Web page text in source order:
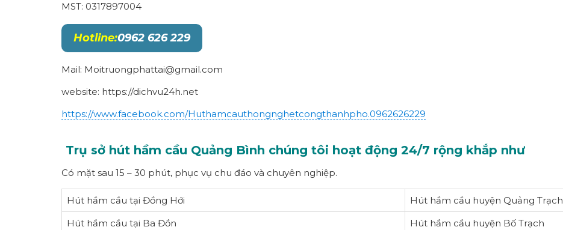
MST: 0317897004
Hotline:0962 626 229
Mail: Moitruongphattai@gmail.com
website: https://dichvu24h.net
https://www.facebook.com/Huthamcauthongnghetcongthanhpho.0962626229
Trụ sở hút hầm cầu Quảng Bình chúng tôi hoạt động 24/7 rộng khắp như
Có mặt sau 15 – 30 phút, phục vụ chu đáo và chuyên nghiệp.
Hút hầm cầu tại Đồng Hới
Hút hầm cầu huyện Quảng Trạch
Hút hầm cầu tại Ba Đồn
Hút hầm cầu huyện Bố Trạch